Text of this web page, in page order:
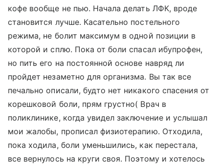
кофе вообще не пью. Начала делать ЛФК, вроде
становится лучше. Касательно постельного
режима, не болит максимум в одной позиции в
которой и сплю. Пока от боли спасал ибупрофен,
но пить его на постоянной основе навряд ли
пройдет незаметно для организма. Вы так все
печально описали, будто нет никакого спасения от
корешковой боли, прям грустно( Врач в
поликлинике, когда увидел заключение и услышал
мои жалобы, прописал физиотерапию. Отходила,
пока ходила, боли уменьшились, как перестала,
все вернулось на круги своя. Поэтому и хотелось